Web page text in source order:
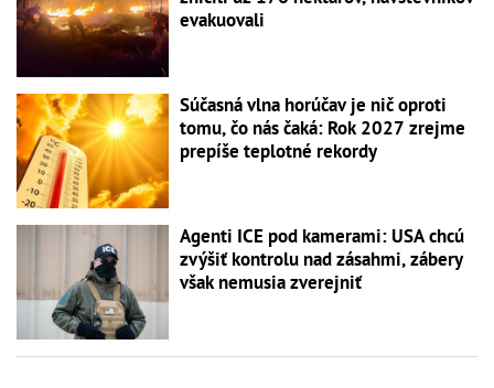
evakuovali
Súčasná vlna horúčav je nič oproti
tomu, čo nás čaká: Rok 2027 zrejme
prepíše teplotné rekordy
Agenti ICE pod kamerami: USA chcú
zvýšiť kontrolu nad zásahmi, zábery
však nemusia zverejniť